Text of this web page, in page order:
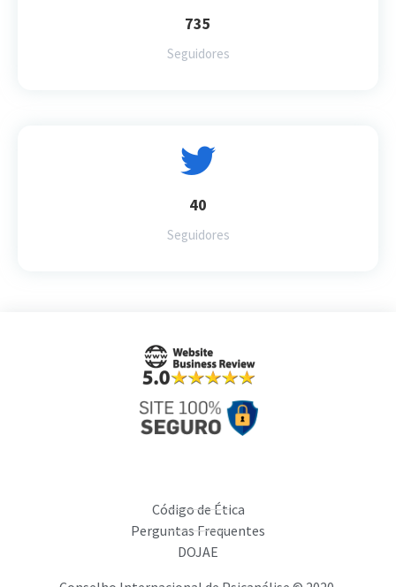
735
Seguidores
40
Seguidores
Código de Ética
Perguntas Frequentes
DOJAE